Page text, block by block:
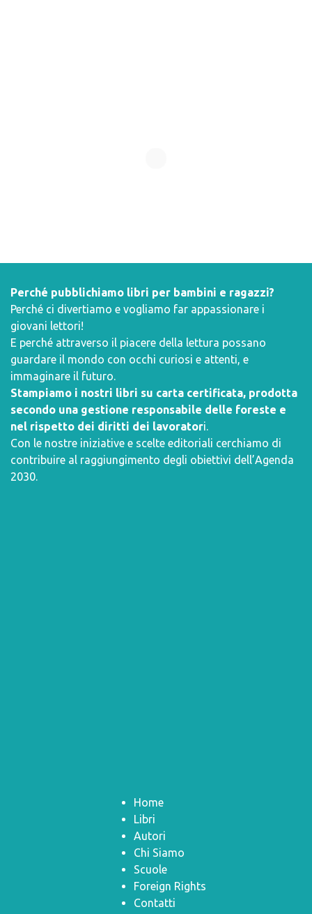
Perché pubblichiamo libri per bambini e ragazzi?
Perché ci divertiamo e vogliamo far appassionare i
giovani lettori!
E perché attraverso il piacere della lettura possano
guardare il mondo con occhi curiosi e attenti, e
immaginare il futuro.
Stampiamo i nostri libri su carta certificata, prodotta
secondo una gestione responsabile delle foreste e
nel rispetto dei diritti dei lavoratori.
Con le nostre iniziative e scelte editoriali cerchiamo di
contribuire al raggiungimento degli obiettivi dell’Agenda
2030.
Home
Libri
Autori
Chi Siamo
Scuole
Foreign Rights
Contatti